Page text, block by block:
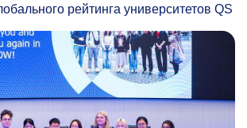
рейтинга университетов QS